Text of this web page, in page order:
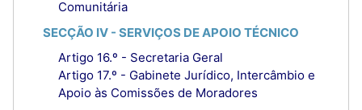
Comunitária
SECÇÃO IV - SERVIÇOS DE APOIO TÉCNICO
Artigo 16.º - Secretaria Geral
Artigo 17.º - Gabinete Jurídico, Intercâmbio e
Apoio às Comissões de Moradores